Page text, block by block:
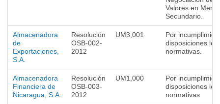
Valores en
Secundario.
Almacenadora
de
Exportaciones,
S.A.
Resolución
OSB-002-
2012
UM3,001
Por
disposiciones
normativas.
Almacenadora
Financiera de
Nicaragua, S.A.
Resolución
OSB-003-
2012
UM1,000
Por
disposiciones
normativas